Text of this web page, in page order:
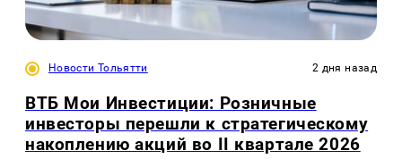
Новости Тольятти 2 дня назад
ВТБ Мои Инвестиции: Розничные
инвесторы перешли к стратегическому
накоплению акций во II квартале 2026